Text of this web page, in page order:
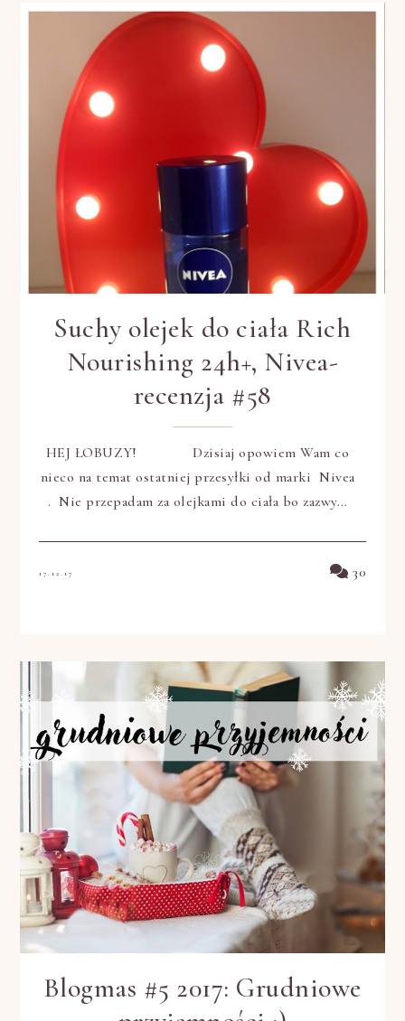
Suchy olejek do ciała Rich
Nourishing 24h+, Nivea-
recenzja #58
HEJ ŁOBUZY! Dzisiaj opowiem Wam co
nieco na temat ostatniej przesyłki od marki Nivea
. Nie przepadam za olejkami do ciała bo zazwy…
17.12.17 30
Blogmas #5 2017: Grudniowe